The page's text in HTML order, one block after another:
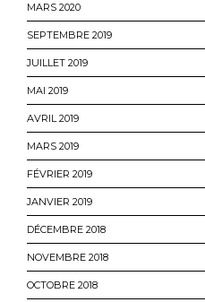
MARS 2020
SEPTEMBRE 2019
JUILLET 2019
MAI 2019
AVRIL 2019
MARS 2019
FÉVRIER 2019
JANVIER 2019
DÉCEMBRE 2018
NOVEMBRE 2018
OCTOBRE 2018